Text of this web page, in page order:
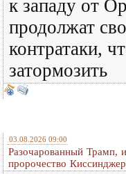
к западу от
продолжат
контратаки,
затормозить
03.08.2026 09:00
Разочарованный Трамп,
пророчество